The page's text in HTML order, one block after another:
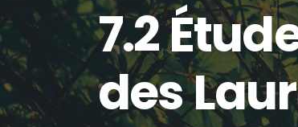
7.2
des